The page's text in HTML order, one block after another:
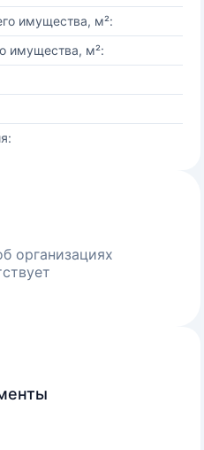
имущества, м²:
имущества, м²:
организациях